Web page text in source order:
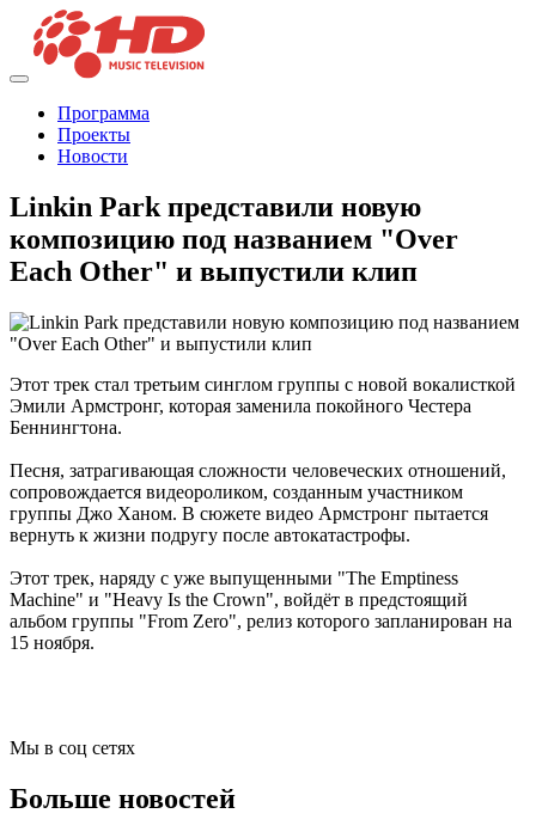
Программа
Проекты
Новости
Linkin Park представили новую
композицию под названием "Over
Each Other" и выпустили клип
Этот трек стал третьим синглом группы с новой вокалисткой
Эмили Армстронг, которая заменила покойного Честера
Беннингтона.
Песня, затрагивающая сложности человеческих отношений,
сопровождается видеороликом, созданным участником
группы Джо Ханом. В сюжете видео Армстронг пытается
вернуть к жизни подругу после автокатастрофы.
Этот трек, наряду с уже выпущенными "The Emptiness
Machine" и "Heavy Is the Crown", войдёт в предстоящий
альбом группы "From Zero", релиз которого запланирован на
15 ноября.
Мы в соц сетях
Больше новостей